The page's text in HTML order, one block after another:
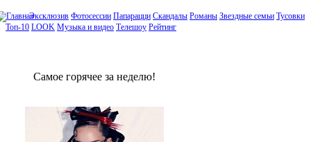
Эксклюзив Фотосессии Папарацци Скандалы Романы Звездные семьи Тусовки
Топ-10 LOOK Музыка и видео Телешоу Рейтинг
Сaмое гoрячее за неделю!